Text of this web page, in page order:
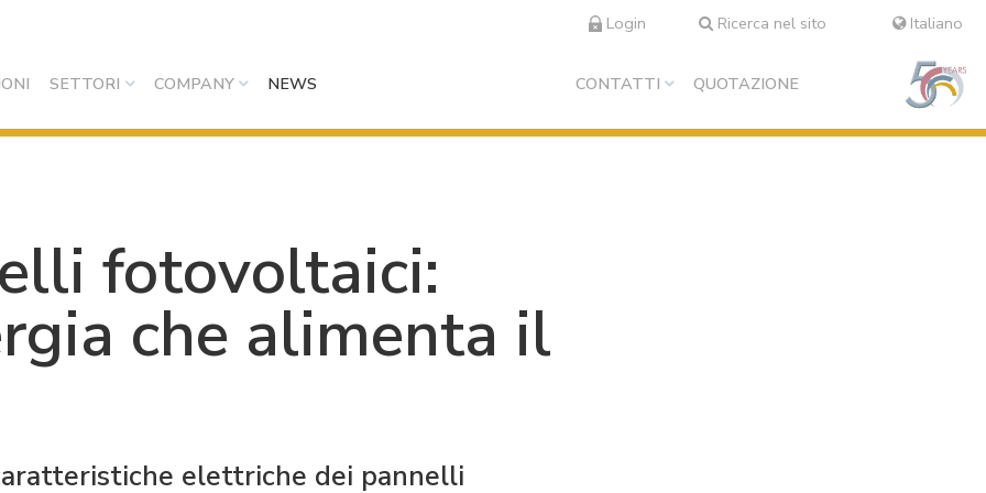
Login Ricerca nel sito Italiano
SETTORI COMPANY NEWS CONTATTI QUOTAZIONE
fotovoltaici:
che alimenta il
elettriche dei pannelli